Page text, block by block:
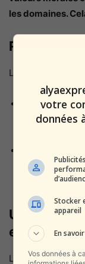
les domaines.
Réactions
Le débat a
Des députés
Haddad de«
«
stratégie,
du Moyen-
Une
efficace ou
Le débat autour
votre
données
Stocker
appareil
En
Vos données à